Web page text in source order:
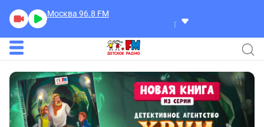
Москва 96.8 FM
Герра Александр